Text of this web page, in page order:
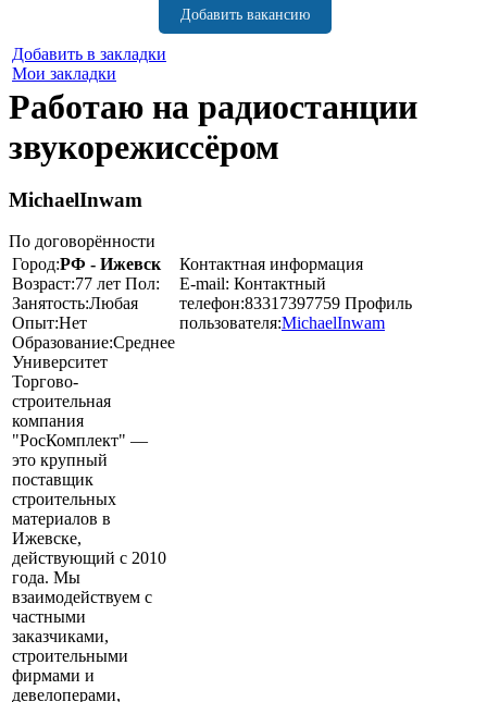
Добавить вакансию
Добавить в закладки
Мои закладки
Работаю на радиостанции
звукорежиссёром
MichaelInwam
По договорённости
Город:РФ - Ижевск
Возраст:77 лет Пол:
Занятость:Любая
Опыт:Нет
Образование:Среднее
Университет
Торгово-
строительная
компания
"РосКомплект" —
это крупный
поставщик
строительных
материалов в
Ижевске,
действующий с 2010
года. Мы
взаимодействуем с
частными
заказчиками,
строительными
фирмами и
девелоперами,
Контактная информация
E-mail: Контактный
телефон:83317397759 Профиль
пользователя:MichaelInwam